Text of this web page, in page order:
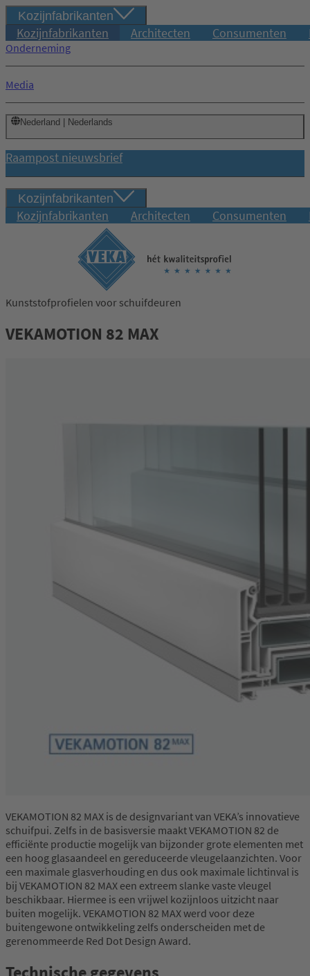
Kozijnfabrikanten
Kozijnfabrikanten Architecten Consumenten
Onderneming
Media
Nederland | Nederlands
Raampost nieuwsbrief
Kozijnfabrikanten
Kozijnfabrikanten Architecten Consumenten
Inloggen
Kunststofprofielen voor schuifdeuren
VEKAMOTION 82 MAX
VEKAMOTION 82 MAX is de designvariant van VEKA’s innovatieve
schuifpui. Zelfs in de basisversie maakt VEKAMOTION 82 de
efficiënte productie mogelijk van bijzonder grote elementen met
een hoog glasaandeel en gereduceerde vleugelaanzichten. Voor
een maximale glasverhouding en dus ook maximale lichtinval is
bij VEKAMOTION 82 MAX een extreem slanke vaste vleugel
beschikbaar. Hiermee is een vrijwel kozijnloos uitzicht naar
buiten mogelijk. VEKAMOTION 82 MAX werd voor deze
buitengewone ontwikkeling zelfs onderscheiden met de
gerenommeerde Red Dot Design Award.